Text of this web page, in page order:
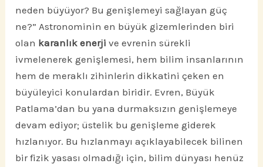
neden büyüyor? Bu genişlemeyi sağlayan güç
ne?” Astronominin en büyük gizemlerinden biri
olan karanlık enerji ve evrenin sürekli
ivmelenerek genişlemesi, hem bilim insanlarının
hem de meraklı zihinlerin dikkatini çeken en
büyüleyici konulardan biridir. Evren, Büyük
Patlama’dan bu yana durmaksızın genişlemeye
devam ediyor; üstelik bu genişleme giderek
hızlanıyor. Bu hızlanmayı açıklayabilecek bilinen
bir fizik yasası olmadığı için, bilim dünyası henüz